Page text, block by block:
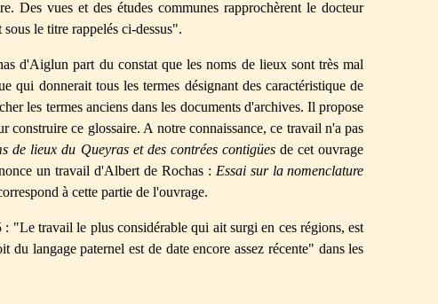
Des vues et des études communes rapprochèrent le docteur
le titre rappelés ci-dessus".
d'Aiglun part du constat que les noms de lieux sont très mal
qui donnerait tous les termes désignant des caractéristique de
les termes anciens dans les documents d'archives. Il propose
ce glossaire. A notre connaissance, ce travail n'a pas
de lieux du Queyras et des contrées contigües de cet ouvrage
un travail d'Albert de Rochas : Essai sur la nomenclature
à cette partie de l'ouvrage.
"Le travail le plus considérable qui ait surgi en ces régions, est
langage paternel est de date encore assez récente" dans les